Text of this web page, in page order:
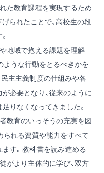
た教育課程を実現するため
られたことで、高校生の段
地域で抱える課題を理解
ような行動をとるべきかを
主主義制度の仕組みや各
必要となり、従来のように
りなくなってきました。
教育のいっそうの充実を図
られる資質や能力をすべて
す。教科書を読み進める
がより主体的に学び、双方